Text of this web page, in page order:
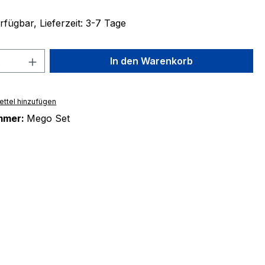
Lieferzeit: 3-7 Tage
Anzahl: Gib den gewünschten Wert
In den Warenkorb
hinzufügen
Mego Set